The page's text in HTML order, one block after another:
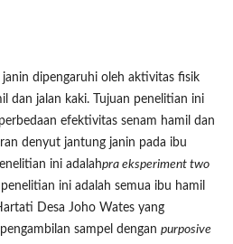
dipengaruhi oleh aktivitas fisik
dan jalan kaki. Tujuan penelitian ini
efektivitas senam hamil dan
denyut jantung janin pada ibu
ini adalahpra eksperiment two
ini adalah semua ibu hamil
Desa Joho Wates yang
sampel dengan purposive